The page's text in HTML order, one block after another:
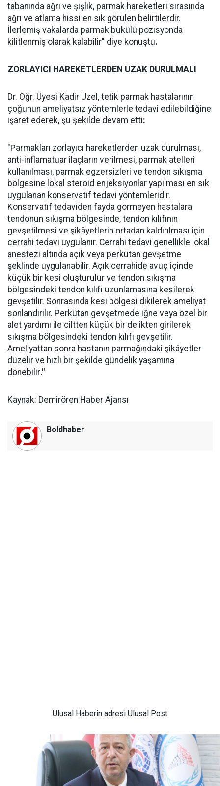
tabanında ağrı ve şişlik, parmak hareketleri sırasında
ağrı ve atlama hissi en sık görülen belirtilerdir.
İlerlemiş vakalarda parmak bükülü pozisyonda
kilitlenmiş olarak kalabilir" diye konuştu.
ZORLAYICI HAREKETLERDEN UZAK DURULMALI
Dr. Öğr. Üyesi Kadir Uzel, tetik parmak hastalarının
çoğunun ameliyatsız yöntemlerle tedavi edilebildiğine
işaret ederek, şu şekilde devam etti:
"Parmakları zorlayıcı hareketlerden uzak durulması,
anti-inflamatuar ilaçların verilmesi, parmak atelleri
kullanılması, parmak egzersizleri ve tendon sıkışma
bölgesine lokal steroid enjeksiyonlar yapılması en sık
uygulanan konservatif tedavi yöntemleridir.
Konservatif tedaviden fayda görmeyen hastalara
tendonun sıkışma bölgesinde, tendon kılıfının
gevşetilmesi ve şikâyetlerin ortadan kaldırılması için
cerrahi tedavi uygulanır. Cerrahi tedavi genellikle lokal
anestezi altında açık veya perkütan gevşetme
şeklinde uygulanabilir. Açık cerrahide avuç içinde
küçük bir kesi oluşturulur ve tendon sıkışma
bölgesindeki tendon kılıfı uzunlamasına kesilerek
gevşetilir. Sonrasında kesi bölgesi dikilerek ameliyat
sonlandırılır. Perkütan gevşetmede iğne veya özel bir
alet yardımı ile ciltten küçük bir delikten girilerek
sıkışma bölgesindeki tendon kılıfı gevşetilir.
Ameliyattan sonra hastanın parmağındaki şikâyetler
düzelir ve hızlı bir şekilde gündelik yaşamına
dönebilir."
Kaynak: Demirören Haber Ajansı
Boldhaber
Ulusal Haberin adresi Ulusal Post